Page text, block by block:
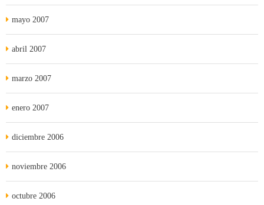
mayo 2007
abril 2007
marzo 2007
enero 2007
diciembre 2006
noviembre 2006
octubre 2006